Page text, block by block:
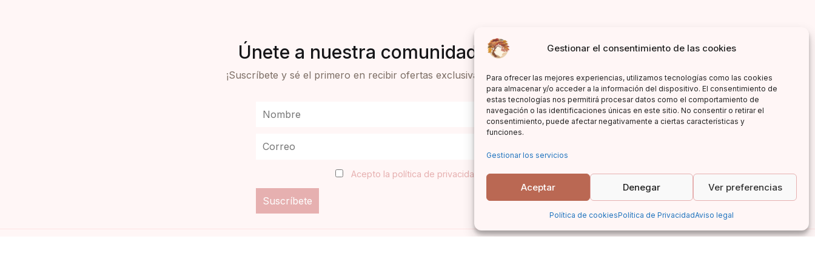
Gestionar el consentimiento de las cookies
Para ofrecer las mejores experiencias, utilizamos tecnologías como las cookies
para almacenar y/o acceder a la información del dispositivo. El consentimiento de
estas tecnologías nos permitirá procesar datos como el comportamiento de
navegación o las identificaciones únicas en este sitio. No consentir o retirar el
consentimiento, puede afectar negativamente a ciertas características y
funciones.
Gestionar los servicios
Aceptar Denegar Ver preferencias
Política de cookiesPolítica de PrivacidadAviso legal
Únete a nuestra comunidad de lectores
¡Suscríbete y sé el primero en recibir ofertas exclusivas y novedades literarias!
Acepto la política de privacidad